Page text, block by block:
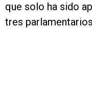
que solo ha sido
tres